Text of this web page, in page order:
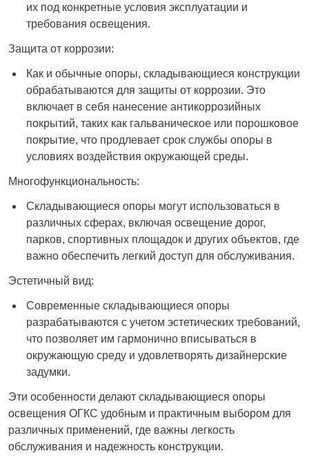
их под конкретные условия эксплуатации и
требования освещения.
Защита от коррозии:
Как и обычные опоры, складывающиеся конструкции
обрабатываются для защиты от коррозии. Это
включает в себя нанесение антикоррозийных
покрытий, таких как гальваническое или порошковое
покрытие, что продлевает срок службы опоры в
условиях воздействия окружающей среды.
Многофункциональность:
Складывающиеся опоры могут использоваться в
различных сферах, включая освещение дорог,
парков, спортивных площадок и других объектов, где
важно обеспечить легкий доступ для обслуживания.
Эстетичный вид:
Современные складывающиеся опоры
разрабатываются с учетом эстетических требований,
что позволяет им гармонично вписываться в
окружающую среду и удовлетворять дизайнерские
задумки.
Эти особенности делают складывающиеся опоры
освещения ОГКС удобным и практичным выбором для
различных применений, где важны легкость
обслуживания и надежность конструкции.